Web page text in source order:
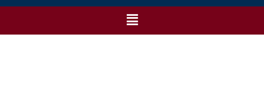
Menu